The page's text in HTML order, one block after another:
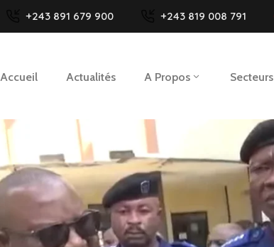
+243 891 679 900 +243 819 008 791
Accueil Actualités A Propos Secteurs